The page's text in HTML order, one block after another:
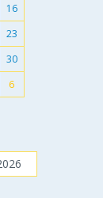
16
23
30
6